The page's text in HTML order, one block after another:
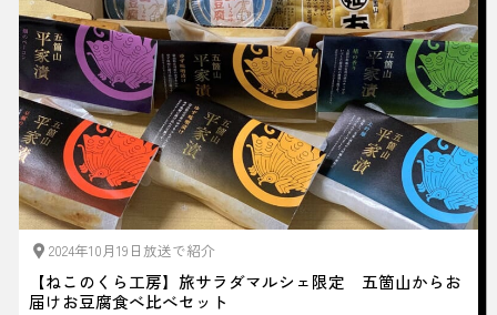
2024年10月19日放送で紹介
【ねこのくら工房】旅サラダマルシェ限定 五箇山からお
届けお豆腐食べ比べセット